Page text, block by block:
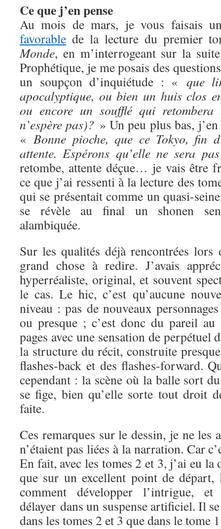
Ce que j’en pense
Au mois de mars, je vous faisais
favorable de la lecture du premier
Monde, en m’interrogeant sur la
Prophétique, je me posais des
un soupçon d’inquiétude : « que
apocalyptique, ou bien un huis clos
ou encore un soufflé qui retombera
n’espère pas)? » Un peu plus bas,
«Bonne pioche, que ce Tokyo, fin
attente. Espérons qu’elle ne sera
retombe, attente déçue… je vais être
ce que j’ai ressenti à la lecture des
qui se présentait comme un quasi-
se révèle au final un shonen
alambiquée.
Sur les qualités déjà rencontrées
grand chose à redire. J’avais
hyperréaliste, original, et souvent
le cas. Le hic, c’est qu’aucune
niveau : pas de nouveaux
ou presque ; c’est donc du pareil au
pages avec une sensation de perpétuel
la structure du récit, construite
flashes-back et des flashes-forward.
cependant : la scène où la balle sort
se fige, bien qu’elle sorte tout droit
faite.
Ces remarques sur le dessin, je ne les
n’étaient pas liées à la narration. Car
En fait, avec les tomes 2 et 3, j’ai eu la
que sur un excellent point de départ,
comment développer l’intrigue,
délayer dans un suspense artificiel. Il
dans les tomes 2 et 3 que dans le tome